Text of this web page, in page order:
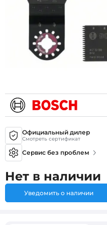
Официальный дилер
Смотреть сертификат
Сервис без проблем
Нет в наличии
Уведомить о наличии